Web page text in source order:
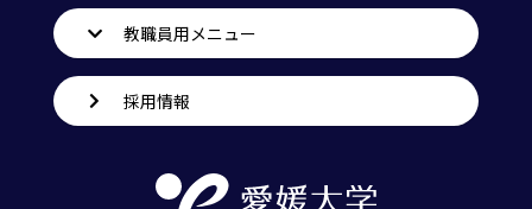
教職員用メニュー
採用情報